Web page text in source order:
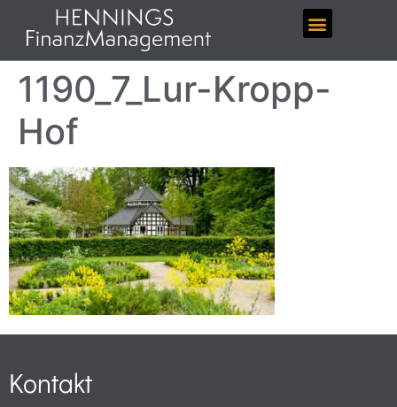
1190_7_Lur-Kropp-
Hof
Kontakt